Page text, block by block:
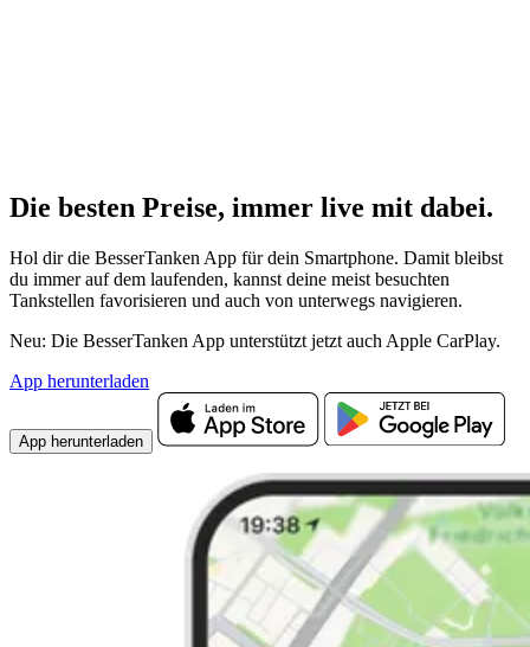
Die besten Preise, immer live mit dabei.
Hol dir die BesserTanken App für dein Smartphone. Damit bleibst
du immer auf dem laufenden, kannst deine meist besuchten
Tankstellen favorisieren und auch von unterwegs navigieren.
Neu: Die BesserTanken App unterstützt jetzt auch Apple CarPlay.
App herunterladen
App herunterladen